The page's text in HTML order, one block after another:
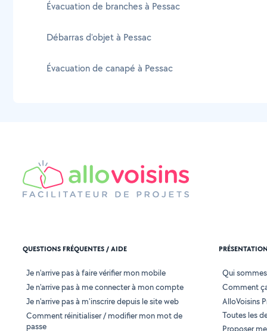
Évacuation de branches à Pessac
Débarras d'objet à Pessac
Évacuation de canapé à Pessac
QUESTIONS FRÉQUENTES / AIDE
Je n'arrive pas à faire vérifier mon mobile
Je n'arrive pas à me connecter à mon compte
Je n'arrive pas à m'inscrire depuis le site web
Comment réinitialiser / modifier mon mot de
passe
PRÉSENTATION
Qui
Comment
AlloVoisins
Toutes les
Proposer